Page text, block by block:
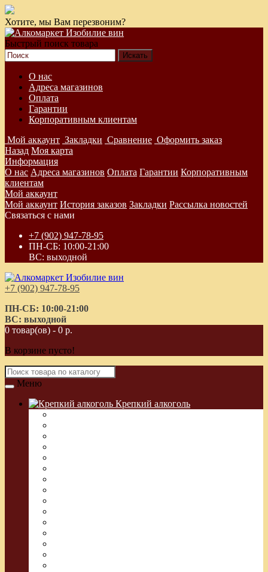
Хотите, мы Вам перезвоним?
Быстрый поиск товара
О нас
Адреса магазинов
Оплата
Гарантии
Корпоративным клиентам
Мой аккаунт Закладки Сравнение Оформить заказ
Назад Моя карта
Информация
О нас Адреса магазинов Оплата Гарантии Корпоративным
клиентам
Мой аккаунт
Мой аккаунт История заказов Закладки Рассылка новостей
Связаться с нами
+7 (902) 947-78-95
ПН-СБ: 10:00-21:00
ВС: выходной
+7 (902) 947-78-95
ПН-СБ: 10:00-21:00
ВС: выходной
0 товар(ов) - 0 р.
В корзине пусто!
Меню
Крепкий алкоголь